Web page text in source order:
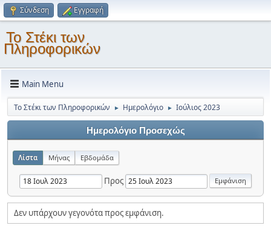
Σύνδεση Εγγραφή
Το Στέκι των
Πληροφορικών
Main Menu
Το Στέκι των Πληροφορικών ► Ημερολόγιο ► Ιούλιος 2023
Ημερολόγιο Προσεχώς
Λίστα Μήνας Εβδομάδα
Προς
Δεν υπάρχουν γεγονότα προς εμφάνιση.